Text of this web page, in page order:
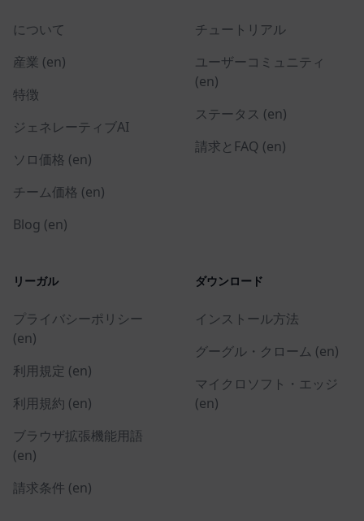
について
産業 (en)
特徴
ジェネレーティブAI
ソロ価格 (en)
チーム価格 (en)
Blog (en)
チュートリアル
ユーザーコミュニティ
(en)
ステータス (en)
請求とFAQ (en)
リーガル
プライバシーポリシー
(en)
利用規定 (en)
利用規約 (en)
ブラウザ拡張機能用語
(en)
請求条件 (en)
ダウンロード
インストール方法
グーグル・クローム (en)
マイクロソフト・エッジ
(en)